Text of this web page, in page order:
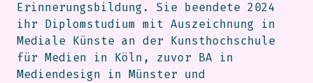
Erinnerungsbildung. Sie beendete 2024
ihr Diplomstudium mit Auszeichnung in
Mediale Künste an der Kunsthochschule
für Medien in Köln, zuvor BA in
Mediendesign in Münster und